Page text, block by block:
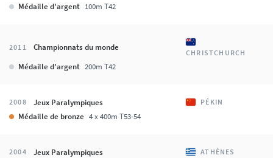
Médaille d'argent 100m T42
2011 Championnats du monde CHRISTCHURCH
Médaille d'argent 200m T42
2008 Jeux Paralympiques PÉKIN
Médaille de bronze 4 x 400m T53-54
2004 Jeux Paralympiques ATHÈNES